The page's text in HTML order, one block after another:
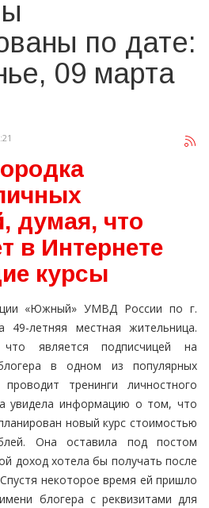
по дате:
09 марта
думая, что
в Интернете
курсы
«Южный» УМВД России по г.
49-летняя местная жительница.
является подписчицей на
в одном из популярных
тренинги личностного
увидела информацию о том, что
новый курс стоимостью
Она оставила под постом
доход хотела бы получать после
некоторое время ей пришло
блогера с реквизитами для